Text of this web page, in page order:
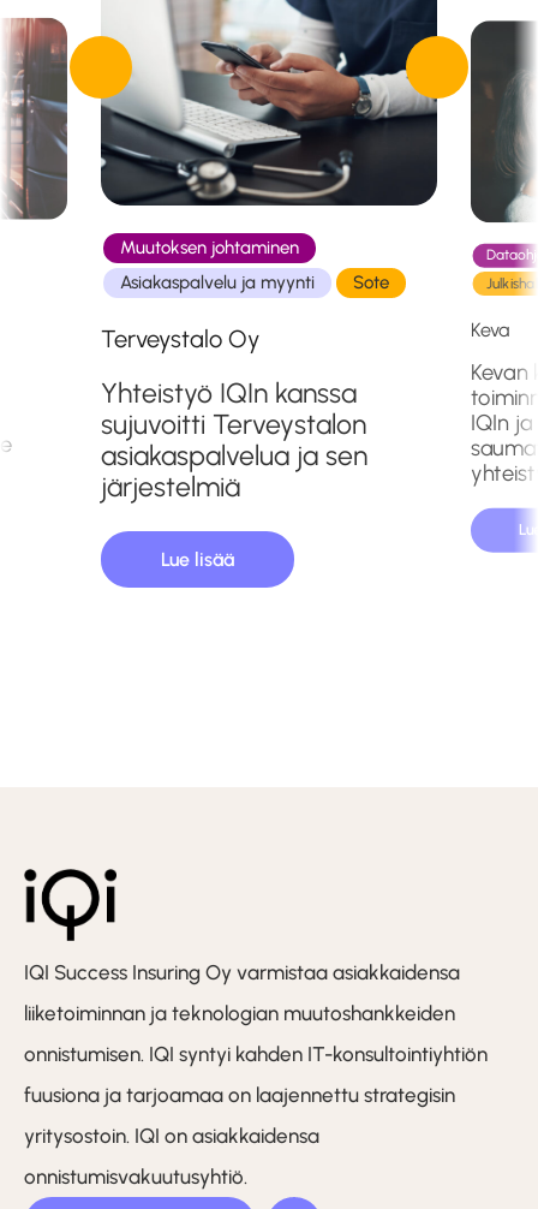
Muutoksen johtaminen
Asiakaspalvelu ja myynti
Sote
Terveystalo Oy
Yhteistyö IQIn kanssa
sujuvoitti Terveystalon
asiakaspalvelua ja sen
järjestelmiä
Lue lisää
Keva
IQIn ja
IQI Success Insuring Oy varmistaa asiakkaidensa
liiketoiminnan ja teknologian muutoshankkeiden
onnistumisen. IQI syntyi kahden IT-konsultointiyhtiön
fuusiona ja tarjoamaa on laajennettu strategisin
yritysostoin. IQI on asiakkaidensa
onnistumisvakuutusyhtiö.